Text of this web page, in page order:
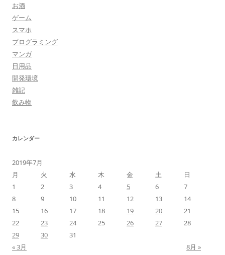
お酒
ゲーム
スマホ
プログラミング
マンガ
日用品
開発環境
雑記
飲み物
カレンダー
2019年7月
月
火 水 木 金 土
日
1
2 3 4 5 6
7
8
9 10 11 12 13
14
15
16 17 18 19 20
21
22
23 24 25 26 27
28
29
30
31
« 3月
8月 »